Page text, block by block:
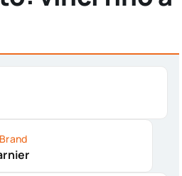
Brand